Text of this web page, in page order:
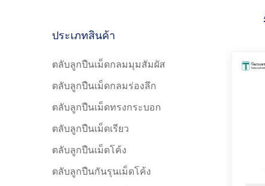
ประเภทสินค้า
ตลับลูกปืนเม็ดกลมมุมสัมผัส
ตลับลูกปืนเม็ดกลมร่องลึก
ตลับลูกปืนเม็ดทรงกระบอก
ตลับลูกปืนเม็ดเรียว
ตลับลูกปืนเม็ดโค้ง
ตลับลูกปืนกันรุนเม็ดโค้ง